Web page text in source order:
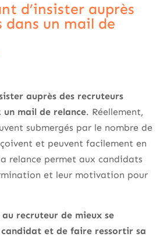
d’insister auprès
dans un mail de
auprès des recruteurs
un mail de relance. Réellement,
submergés par le nombre de
et peuvent facilement en
relance permet aux candidats
et leur motivation pour
recruteur de mieux se
et de faire ressortir sa